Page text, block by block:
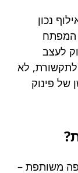
נכון
המפתח
לעצב
לתקשורת, לא
פינוק
משותפת –